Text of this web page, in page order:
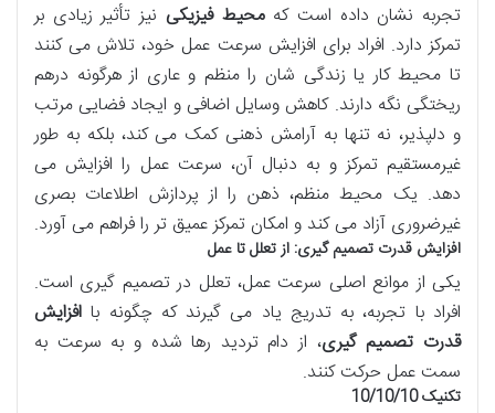
تجربه نشان داده است کهمحیط فیزیکی نیز تأثیر زیادی بر
تمرکز دارد. افراد برای افزایش سرعت عمل خود، تلاش می کنند
تا محیط کار یا زندگی شان را منظم و عاری از هرگونه درهم
ریختگی نگه دارند. کاهش وسایل اضافی و ایجاد فضایی مرتب
و دلپذیر، نه تنها به آرامش ذهنی کمک می کند، بلکه به طور
غیرمستقیم تمرکز و به دنبال آن، سرعت عمل را افزایش می
دهد. یک محیط منظم، ذهن را از پردازش اطلاعات بصری
غیرضروری آزاد می کند و امکان تمرکز عمیق تر را فراهم می آورد.
افزایش قدرت تصمیم گیری: از تعلل تا عمل
یکی از موانع اصلی سرعت عمل، تعلل در تصمیم گیری است.
افراد با تجربه، به تدریج یاد می گیرند که چگونه با افزایش
قدرت تصمیم گیری، از دام تردید رها شده و به سرعت به
سمت عمل حرکت کنند.
تکنیک 10/10/10